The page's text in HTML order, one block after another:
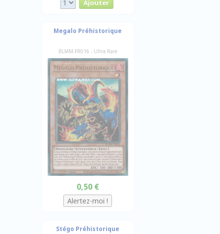
Megalo Préhistorique
BLMM-FR016 - Ultra Rare
0,50 €
Stégo Préhistorique